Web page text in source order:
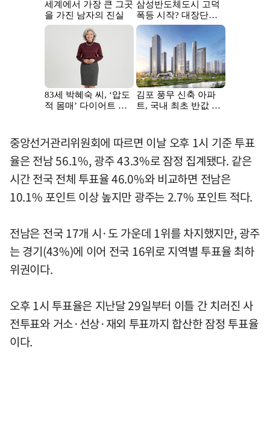
중앙선거관리위원회에 따르면 이날 오후 1시 기준 투표
율은 전남 56.1%, 광주 43.3%로 잠정 집계됐다. 같은
시간 전국 전체 투표율 46.0%와 비교하면 전남은
10.1% 포인트 이상 높지만 광주는 2.7% 포인트 적다.
전남은 전국 17개 시·도 가운데 1위를 차지했지만, 광주
는 경기(43%)에 이어 전국 16위로 지역별 투표율 최하
위권이다.
오후 1시 투표율은 지난달 29일부터 이틀 간 치러진 사
전투표와 거소·선상·재외 투표까지 합산한 잠정 투표율
이다.